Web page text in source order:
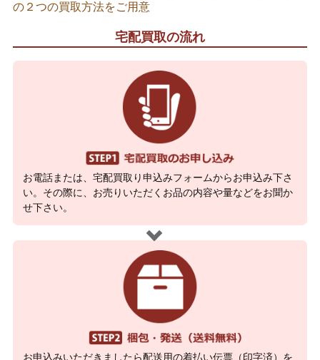
の２つの買取方法をご用意
宅配買取の流れ
お電話または、宅配買取り申込みフォームからお申込み下さ
い。その際に、お売りいただくお品の内容や量などをお聞か
せ下さい。
お申込みいただきましたら配送用の着払い伝票（印字済）を